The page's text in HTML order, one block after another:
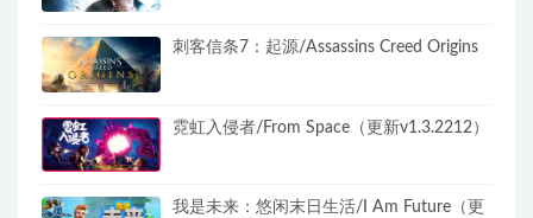
刺客信条7：起源/Assassins Creed Origins
霓虹入侵者/From Space（更新v1.3.2212）
我是未来：悠闲末日生活/I Am Future（更